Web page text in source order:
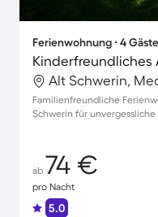
Ferienwohnung ∙ 4
Familienfreundliche
Schwerin für
ab 74 €
pro Nacht
5.0